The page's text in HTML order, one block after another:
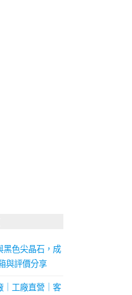
黑色尖晶石，成
與評價分享
｜工廠直營｜客